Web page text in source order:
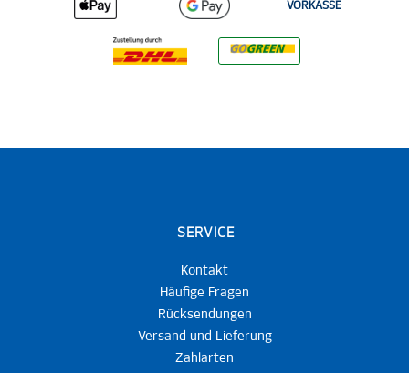
VORKASSE
SERVICE
Kontakt
Häufige Fragen
Rücksendungen
Versand und Lieferung
Zahlarten